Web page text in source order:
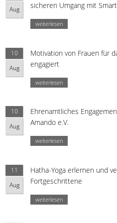
Aug
sicheren Umgang mit
weiterlesen
10
Aug
Motivation von Frauen für
engagiert
weiterlesen
10
Aug
Ehrenamtliches
Amando e.V.
weiterlesen
11
Aug
Hatha-Yoga erlernen und
Fortgeschrittene
weiterlesen